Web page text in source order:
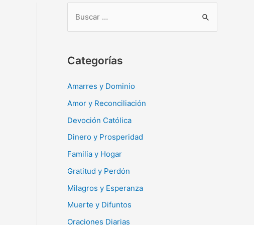
c
r
Categorías
Amarres y Dominio
Amor y Reconciliación
Devoción Católica
Dinero y Prosperidad
Familia y Hogar
Gratitud y Perdón
Milagros y Esperanza
Muerte y Difuntos
Oraciones Diarias